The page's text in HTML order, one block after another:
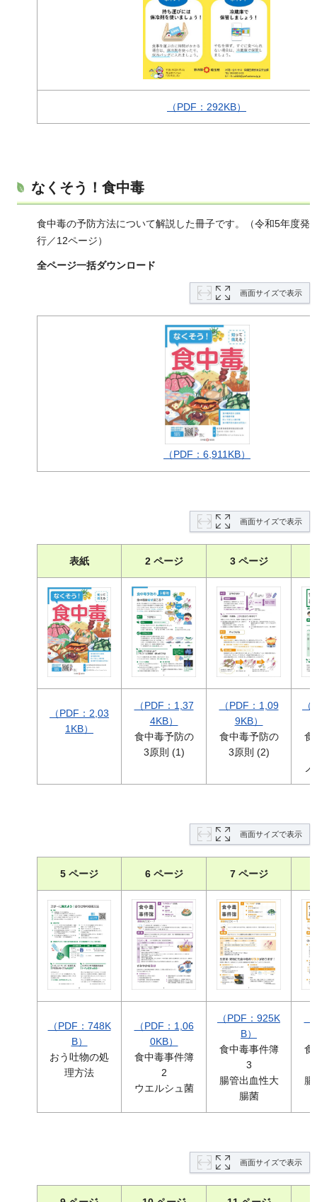
（PDF：292KB）
なくそう！食中毒
食中毒の予防方法について解説した冊子です。（令和5年度発
行／12ページ）
全ページ一括ダウンロード
画面サイズで表示
（PDF：6,911KB）
画面サイズで表示
表紙 2 ページ 3 ページ
（PDF：2,03
1KB）
（PDF：1,37
4KB）
食中毒予防の
3原則 (1)
（PDF：1,09
9KB）
食中毒予防の
3原則 (2)
食
画面サイズで表示
5 ページ 6 ページ 7 ページ
（PDF：748K
B）
おう吐物の処
理方法
（PDF：1,06
0KB）
食中毒事件簿
2
ウエルシュ菌
（PDF：925K
B）
食中毒事件簿
3
腸管出血性大
腸菌
食
腸
画面サイズで表示